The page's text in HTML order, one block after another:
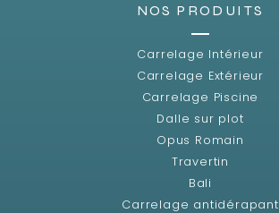
NOS PRODUITS
Carrelage Intérieur
Carrelage Extérieur
Carrelage Piscine
Dalle sur plot
Opus Romain
Travertin
Bali
Carrelage antidérapant